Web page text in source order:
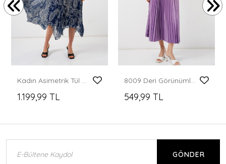
Kadın Asimetrik Tül Şifon Etek 8061 - Lacivert
1.199,99 TL
8009 Deri Görünümlü Piliseli Etek - Lila
549,99 TL
GÖNDER